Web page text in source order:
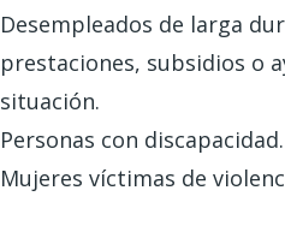
Desempleados de larga
prestaciones, subsidios o
situación.
Personas con discapacidad.
Mujeres víctimas de